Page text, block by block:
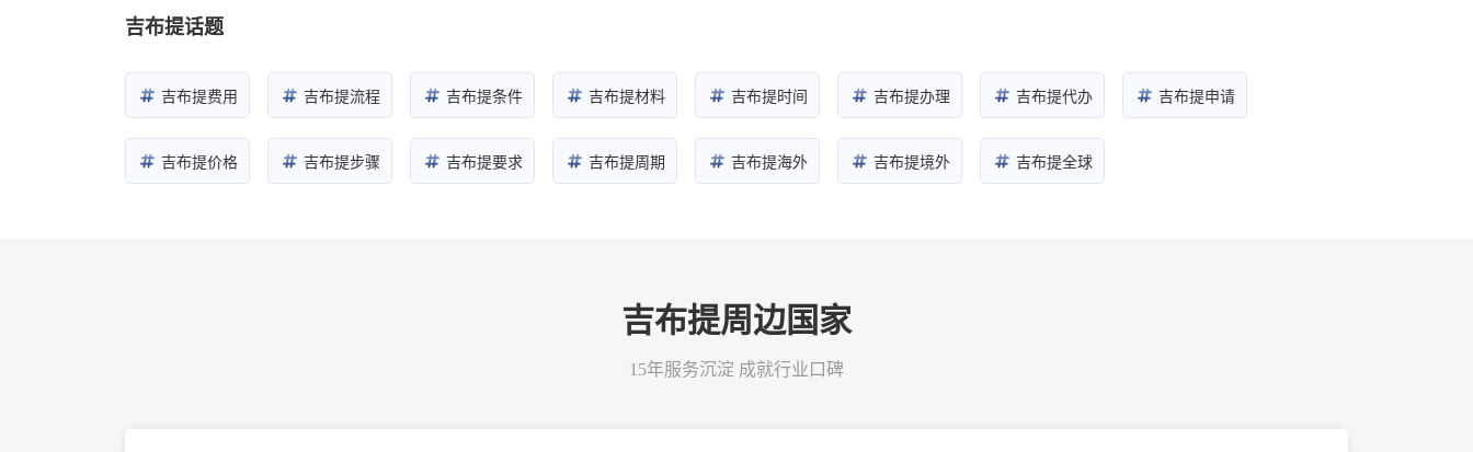
吉布提话题
吉布提费用 吉布提流程 吉布提条件 吉布提材料 吉布提时间 吉布提办理 吉布提代办 吉布提申请
吉布提价格 吉布提步骤 吉布提要求 吉布提周期 吉布提海外 吉布提境外 吉布提全球
吉布提周边国家
15年服务沉淀 成就行业口碑